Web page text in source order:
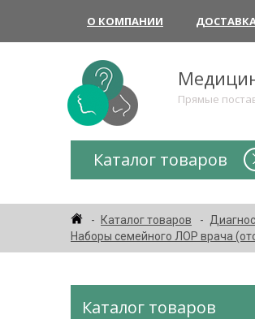
О КОМПАНИИ
Прямые
Каталог товаров
Каталог товаров
Наборы семейного ЛОР врача
Каталог товаров